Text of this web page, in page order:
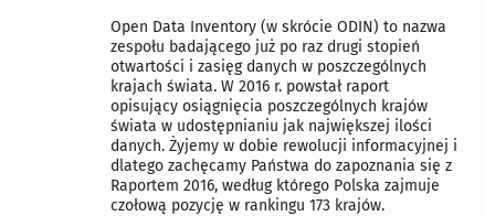
Open Data Inventory (w skrócie ODIN) to nazwa
zespołu badającego już po raz drugi stopień
otwartości i zasięg danych w poszczególnych
krajach świata. W 2016 r. powstał raport
opisujący osiągnięcia poszczególnych krajów
świata w udostępnianiu jak największej ilości
danych. Żyjemy w dobie rewolucji informacyjnej i
dlatego zachęcamy Państwa do zapoznania się z
Raportem 2016, według którego Polska zajmuje
czołową pozycję w rankingu 173 krajów.